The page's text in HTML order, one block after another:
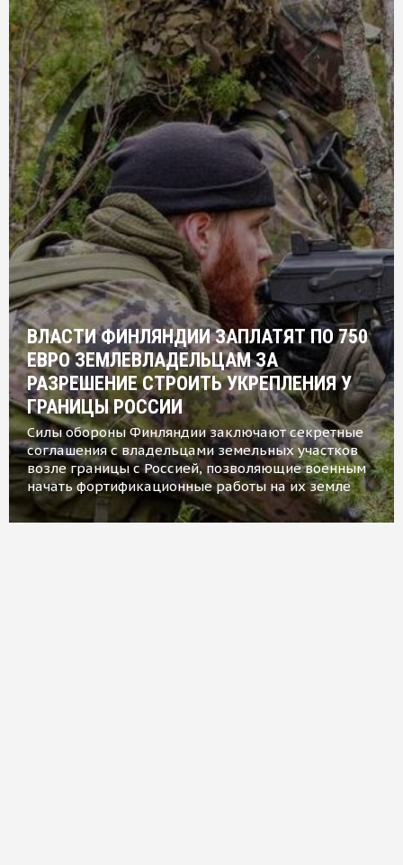
ВЛАСТИ ФИНЛЯНДИИ ЗАПЛАТЯТ ПО 750
ЕВРО ЗЕМЛЕВЛАДЕЛЬЦАМ ЗА
РАЗРЕШЕНИЕ СТРОИТЬ УКРЕПЛЕНИЯ У
ГРАНИЦЫ РОССИИ
Силы обороны Финляндии заключают секретные
соглашения с владельцами земельных участков
возле границы с Россией, позволяющие военным
начать фортификационные работы на их земле